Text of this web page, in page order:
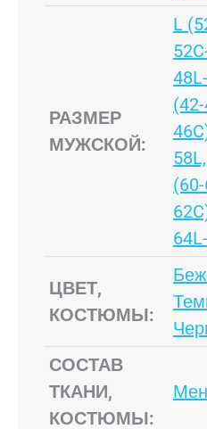
РАЗМЕР
МУЖСКОЙ:
L
ЦВЕТ,
КОСТЮМЫ:
СОСТАВ
ТКАНИ,
КОСТЮМЫ: